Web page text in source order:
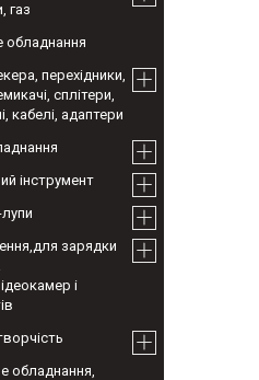
газ
обладнання
перехідники,
сплітери,
кабелі, адаптери
інструмент
зарядки
і
обладнання,